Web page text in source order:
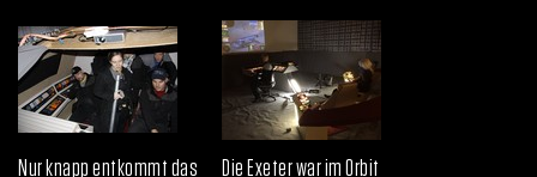
Nur knapp entkommt das
Die Exeter war im Orbit